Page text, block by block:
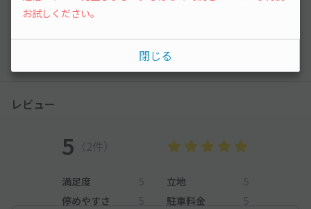
レビュー
5 （2件）
満足度 5 立地
5
停めやすさ
5 駐車料金
5
お試しください。
閉じる